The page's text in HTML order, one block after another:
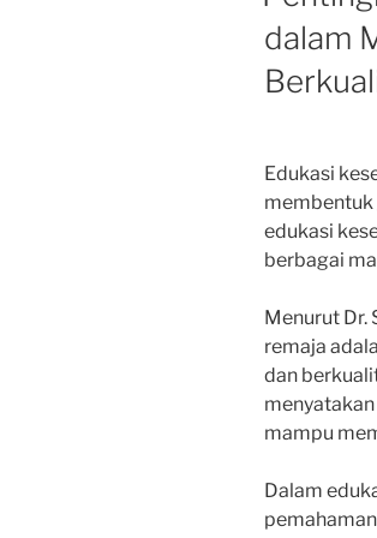
dalam
Edukasi
membentuk
edukasi
berbagai
Menurut Dr.
remaja
dan
mampu
Dalam